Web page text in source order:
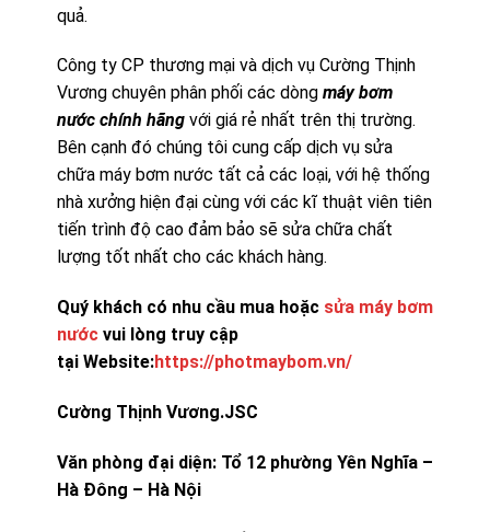
quả.
Công ty CP thương mại và dịch vụ Cường Thịnh
Vương chuyên phân phối các dòng máy bơm
nước chính hãngvới giá rẻ nhất trên thị trường.
Bên cạnh đó chúng tôi cung cấp dịch vụ sửa
chữa máy bơm nước tất cả các loại, với hệ thống
nhà xưởng hiện đại cùng với các kĩ thuật viên tiên
tiến trình độ cao đảm bảo sẽ sửa chữa chất
lượng tốt nhất cho các khách hàng.
Quý khách có nhu cầu mua hoặc sửa máy bơm
nướcvui lòng truy cập
tại Website:https://photmaybom.vn/
Cường Thịnh Vương.JSC
Văn phòng đại diện: Tổ 12 phường Yên Nghĩa –
Hà Đông – Hà Nội